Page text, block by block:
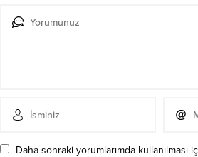
Daha sonraki yorumlarımda kullanılması